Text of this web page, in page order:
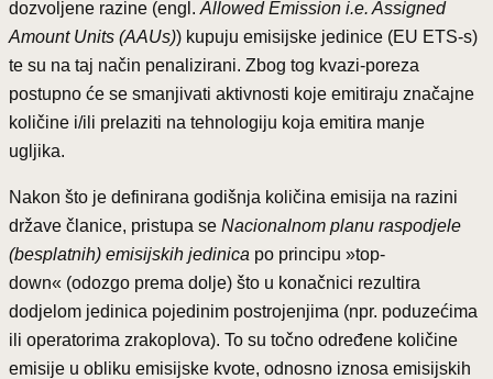
dozvoljene razine (engl. Allowed Emission i.e. Assigned
Amount Units (AAUs)) kupuju emisijske jedinice (EU ETS-s)
te su na taj način penalizirani. Zbog tog kvazi-poreza
postupno će se smanjivati aktivnosti koje emitiraju značajne
količine i/ili prelaziti na tehnologiju koja emitira manje
ugljika.
Nakon što je definirana godišnja količina emisija na razini
države članice, pristupa se Nacionalnom planu raspodjele
(besplatnih) emisijskih jedinica po principu »top-
down« (odozgo prema dolje) što u konačnici rezultira
dodjelom jedinica pojedinim postrojenjima (npr. poduzećima
ili operatorima zrakoplova). To su točno određene količine
emisije u obliku emisijske kvote, odnosno iznosa emisijskih